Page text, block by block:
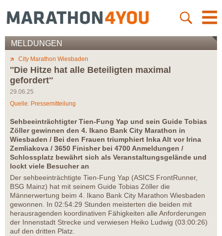
MELDUNGEN
City Marathon Wiesbaden
''Die Hitze hat alle Beteiligten maximal
gefordert''
29.06.25
Quelle: Pressemitteilung
Sehbeeinträchtigter Tien-Fung Yap und sein Guide Tobias
Zöller gewinnen den 4. Ikano Bank City Marathon in
Wiesbaden / Bei den Frauen triumphiert Inka Alt vor Irina
Zemliakova / 3650 Finisher bei 4700 Anmeldungen /
Schlossplatz bewährt sich als Veranstaltungsgelände und
lockt viele Besucher an
Der sehbeeinträchtigte Tien-Fung Yap (ASICS FrontRunner,
BSG Mainz) hat mit seinem Guide Tobias Zöller die
Männerwertung beim 4. Ikano Bank City Marathon Wiesbaden
gewonnen. In 02:54:29 Stunden meisterten die beiden mit
herausragenden koordinativen Fähigkeiten alle Anforderungen
der Innenstadt Strecke und verwiesen Heiko Ludwig (03:00:26)
auf den dritten Platz.